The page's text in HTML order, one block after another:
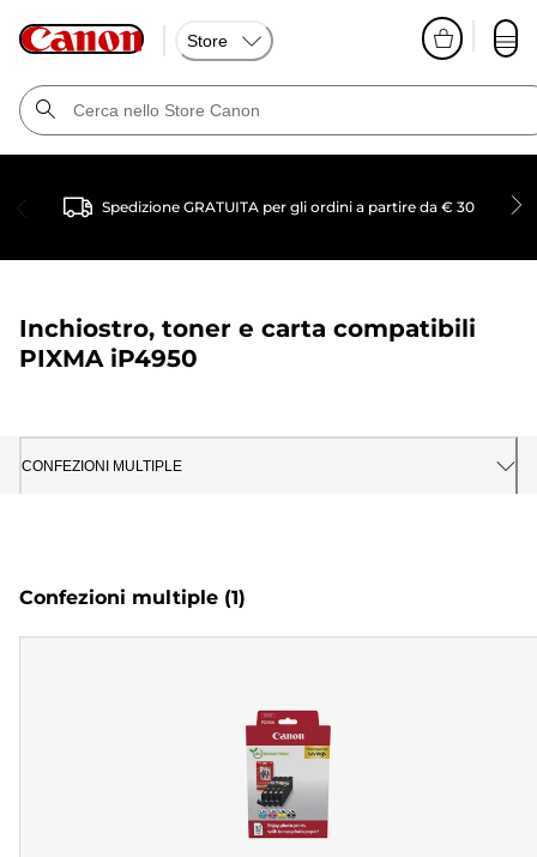
Store
Spedizione GRATUITA per gli ordini a partire da € 30
Inchiostro, toner e carta compatibili
PIXMA iP4950
CONFEZIONI MULTIPLE
Confezioni multiple (1)